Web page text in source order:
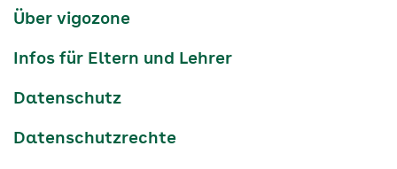
Services-
Über vigozone
Infos für Eltern und Lehrer
Datenschutz
Datenschutzrechte